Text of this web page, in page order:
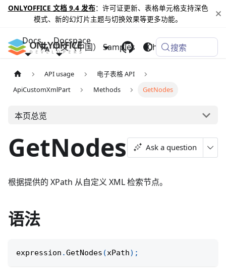
ONLYOFFICE 文档 9.4 发布：许可证更新、表格单元格支持深色
模式、新的幻灯片主题与切换效果等更多功能。
Docs Docspace
Samples Changelog
中文（中国） 搜索
API usage
电子表格 API
ApiCustomXmlPart
Methods GetNodes
本页总览
GetNodes Ask a question
根据提供的 XPath 从自定义 XML 检索节点。
语法
expression .GetNodes (xPath) ;